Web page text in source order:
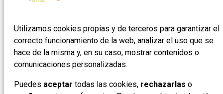
Utilizamos cookies propias y de terceros para garantizar el
correcto funcionamiento de la web, analizar el uso que se
hace de la misma y, en su caso, mostrar contenidos o
comunicaciones personalizadas.
Puedes aceptar todas las cookies, rechazarlas o
empresas